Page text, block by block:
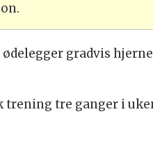
gradvis
tre ganger i